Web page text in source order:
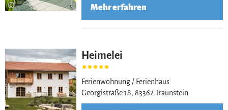
© Mehr erfahren
Heimelei
Ferienwohnung / Ferienhaus
Georgistraße 18, 83362 Traunstein